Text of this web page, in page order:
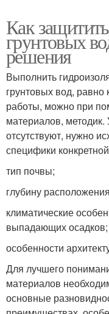
Как
грунтовых
решения
Выполнить
грунтовых вод, равно
работы, можно при
материалов,
отсутствуют, нужно
специфики
тип почвы;
глубину
климатические
выпадающих осадков;
особенности
Для лучшего
материалов
основные